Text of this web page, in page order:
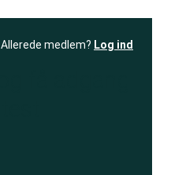
Allerede medlem? Log ind